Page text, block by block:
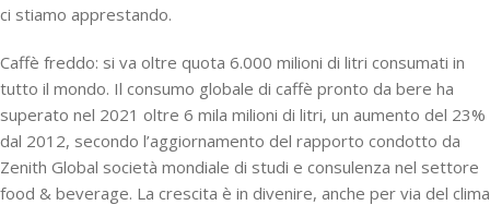
ci stiamo apprestando.
Caffè freddo: si va oltre quota 6.000 milioni di litri consumati in
tutto il mondo. Il consumo globale di caffè pronto da bere ha
superato nel 2021 oltre 6 mila milioni di litri, un aumento del 23%
dal 2012, secondo l’aggiornamento del rapporto condotto da
Zenith Global società mondiale di studi e consulenza nel settore
food & beverage. La crescita è in divenire, anche per via del clima